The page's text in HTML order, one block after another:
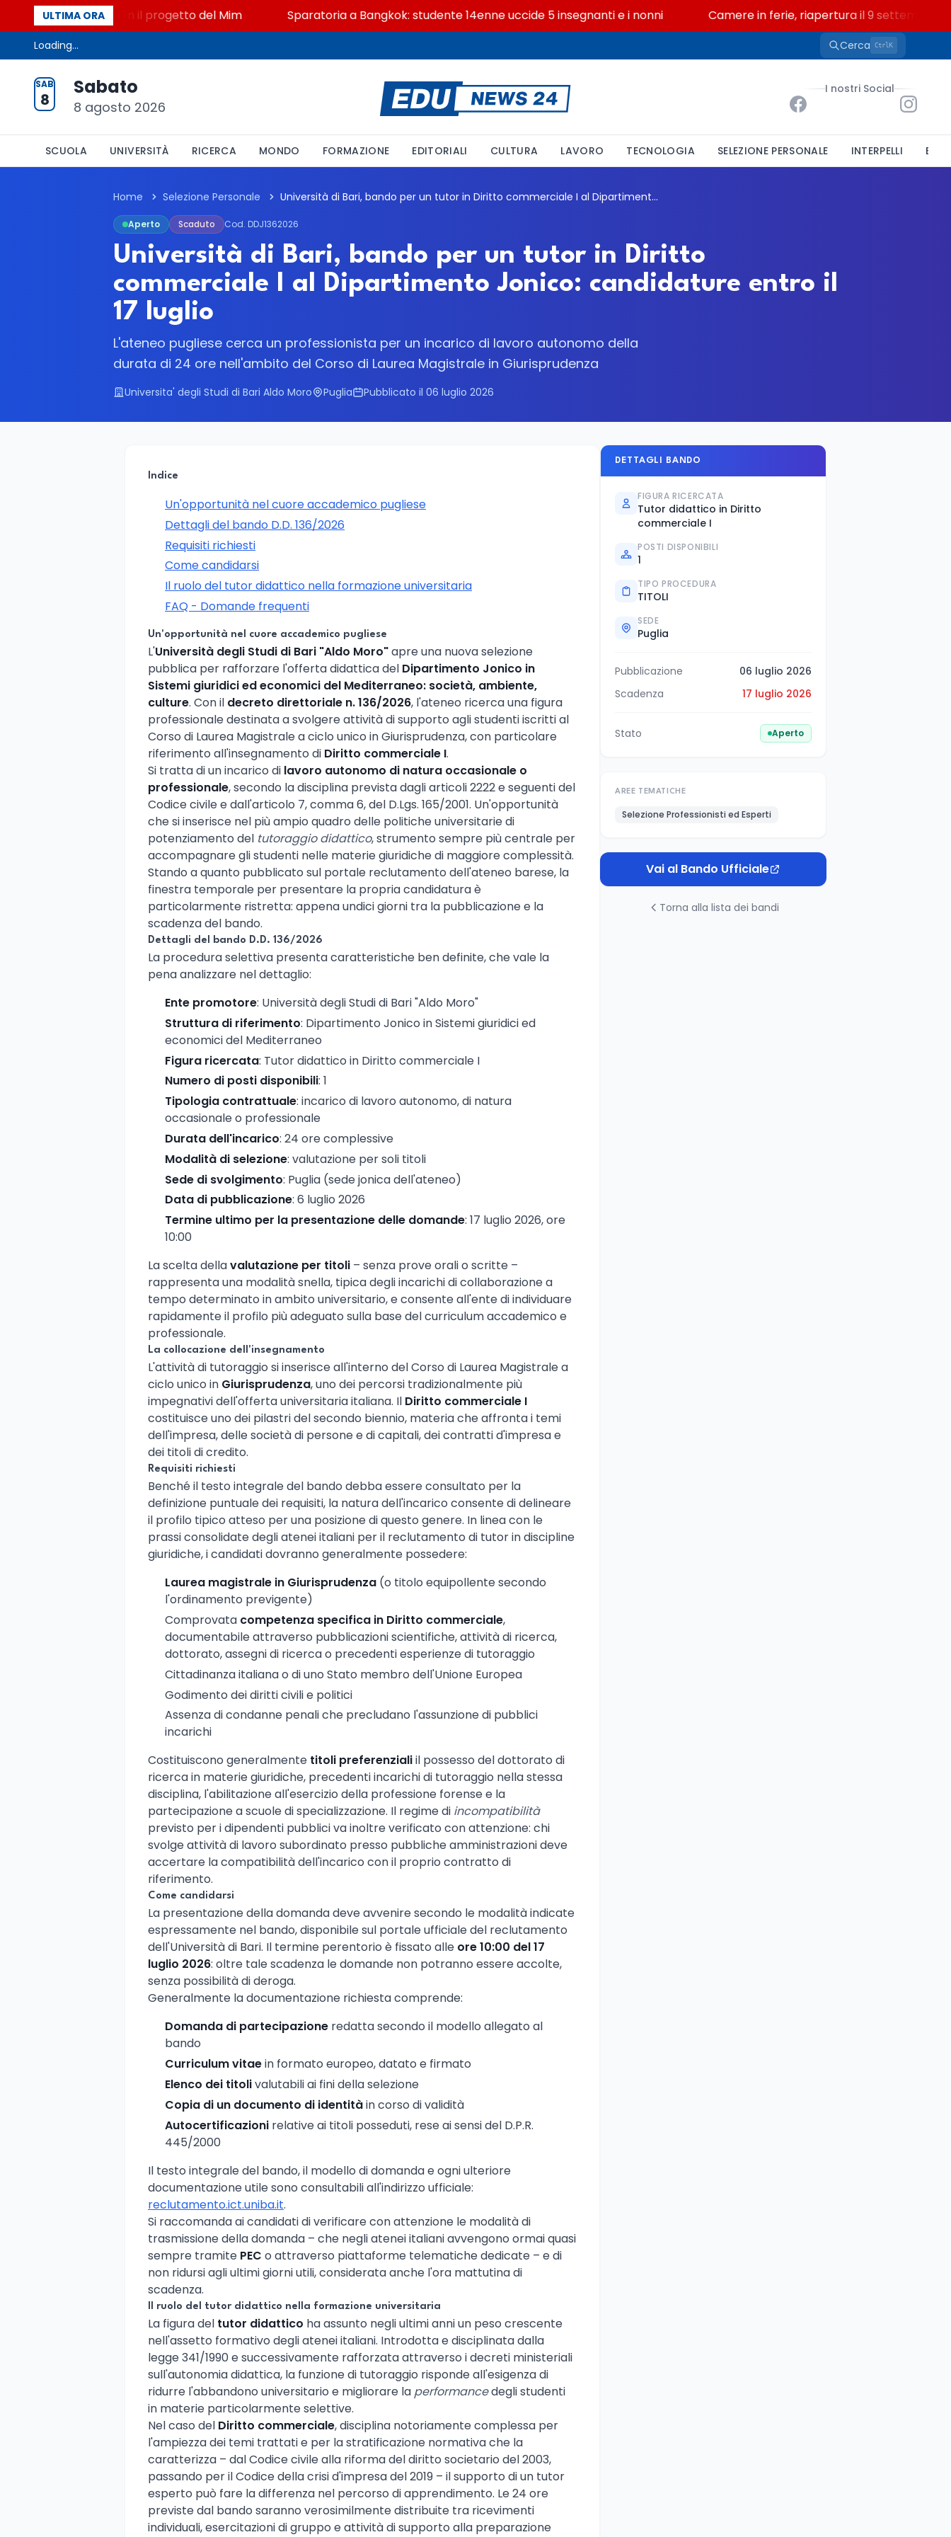
ULTIMA ORA
STEM a Lerici con il progetto del Mim Sparatoria a Bangkok: studente 14enne uccide 5 insegnanti e i nonni Camere in ferie, riapertura il 9 settembre tra
Loading... Cerca CtrlK
SAB
8
Sabato
8 agosto 2026
I nostri Social
SCUOLA UNIVERSITÀ RICERCA MONDO FORMAZIONE EDITORIALI CULTURA LAVORO TECNOLOGIA SELEZIONE PERSONALE INTERPELLI
Home Selezione Personale Università di Bari, bando per un tutor in Diritto commerciale I al Dipartimento Jonico: candidature entro il 17 luglio
Aperto Scaduto Cod. DDJ1362026
Università di Bari, bando per un tutor in Diritto
commerciale I al Dipartimento Jonico: candidature entro il
17 luglio
L'ateneo pugliese cerca un professionista per un incarico di lavoro autonomo della
durata di 24 ore nell'ambito del Corso di Laurea Magistrale in Giurisprudenza
Universita' degli Studi di Bari Aldo Moro Puglia Pubblicato il 06 luglio 2026
Indice
Un'opportunità nel cuore accademico pugliese
Dettagli del bando D.D. 136/2026
Requisiti richiesti
Come candidarsi
Il ruolo del tutor didattico nella formazione universitaria
FAQ - Domande frequenti
Un'opportunità nel cuore accademico pugliese
L'Università degli Studi di Bari "Aldo Moro"apre una nuova selezione
pubblica per rafforzare l'offerta didattica del Dipartimento Jonico in
Sistemi giuridici ed economici del Mediterraneo: società, ambiente,
culture. Con il decreto direttoriale n. 136/2026, l'ateneo ricerca una figura
professionale destinata a svolgere attività di supporto agli studenti iscritti al
Corso di Laurea Magistrale a ciclo unico in Giurisprudenza, con particolare
riferimento all'insegnamento di Diritto commerciale I.
Si tratta di un incarico di lavoro autonomo di natura occasionale o
professionale, secondo la disciplina prevista dagli articoli 2222 e seguenti del
Codice civile e dall'articolo 7, comma 6, del D.Lgs. 165/2001. Un'opportunità
che si inserisce nel più ampio quadro delle politiche universitarie di
potenziamento del tutoraggio didattico, strumento sempre più centrale per
accompagnare gli studenti nelle materie giuridiche di maggiore complessità.
Stando a quanto pubblicato sul portale reclutamento dell'ateneo barese, la
finestra temporale per presentare la propria candidatura è
particolarmente ristretta: appena undici giorni tra la pubblicazione e la
scadenza del bando.
Dettagli del bando D.D. 136/2026
La procedura selettiva presenta caratteristiche ben definite, che vale la
pena analizzare nel dettaglio:
Ente promotore: Università degli Studi di Bari "Aldo Moro"
Struttura di riferimento: Dipartimento Jonico in Sistemi giuridici ed
economici del Mediterraneo
Figura ricercata: Tutor didattico in Diritto commerciale I
Numero di posti disponibili: 1
Tipologia contrattuale: incarico di lavoro autonomo, di natura
occasionale o professionale
Durata dell'incarico: 24 ore complessive
Modalità di selezione: valutazione per soli titoli
Sede di svolgimento: Puglia (sede jonica dell'ateneo)
Data di pubblicazione: 6 luglio 2026
Termine ultimo per la presentazione delle domande: 17 luglio 2026, ore
10:00
La scelta dellavalutazione per titoli – senza prove orali o scritte –
rappresenta una modalità snella, tipica degli incarichi di collaborazione a
tempo determinato in ambito universitario, e consente all'ente di individuare
rapidamente il profilo più adeguato sulla base del curriculum accademico e
professionale.
La collocazione dell'insegnamento
L'attività di tutoraggio si inserisce all'interno del Corso di Laurea Magistrale a
ciclo unico in Giurisprudenza, uno dei percorsi tradizionalmente più
impegnativi dell'offerta universitaria italiana. Il Diritto commerciale I
costituisce uno dei pilastri del secondo biennio, materia che affronta i temi
dell'impresa, delle società di persone e di capitali, dei contratti d'impresa e
dei titoli di credito.
Requisiti richiesti
Benché il testo integrale del bando debba essere consultato per la
definizione puntuale dei requisiti, la natura dell'incarico consente di delineare
il profilo tipico atteso per una posizione di questo genere. In linea con le
prassi consolidate degli atenei italiani per il reclutamento di tutor in discipline
giuridiche, i candidati dovranno generalmente possedere:
Laurea magistrale in Giurisprudenza (o titolo equipollente secondo
l'ordinamento previgente)
Comprovata competenza specifica in Diritto commerciale,
documentabile attraverso pubblicazioni scientifiche, attività di ricerca,
dottorato, assegni di ricerca o precedenti esperienze di tutoraggio
Cittadinanza italiana o di uno Stato membro dell'Unione Europea
Godimento dei diritti civili e politici
Assenza di condanne penali che precludano l'assunzione di pubblici
incarichi
Costituiscono generalmente titoli preferenzialiil possesso del dottorato di
ricerca in materie giuridiche, precedenti incarichi di tutoraggio nella stessa
disciplina, l'abilitazione all'esercizio della professione forense e la
partecipazione a scuole di specializzazione. Il regime di incompatibilità
previsto per i dipendenti pubblici va inoltre verificato con attenzione: chi
svolge attività di lavoro subordinato presso pubbliche amministrazioni deve
accertare la compatibilità dell'incarico con il proprio contratto di
riferimento.
Come candidarsi
La presentazione della domanda deve avvenire secondo le modalità indicate
espressamente nel bando, disponibile sul portale ufficiale del reclutamento
dell'Università di Bari. Il termine perentorio è fissato alle ore 10:00 del 17
luglio 2026: oltre tale scadenza le domande non potranno essere accolte,
senza possibilità di deroga.
Generalmente la documentazione richiesta comprende:
Domanda di partecipazione redatta secondo il modello allegato al
bando
Curriculum vitaein formato europeo, datato e firmato
Elenco dei titolivalutabili ai fini della selezione
Copia di un documento di identitàin corso di validità
Autocertificazioni relative ai titoli posseduti, rese ai sensi del D.P.R.
445/2000
Il testo integrale del bando, il modello di domanda e ogni ulteriore
documentazione utile sono consultabili all'indirizzo ufficiale:
reclutamento.ict.uniba.it.
Si raccomanda ai candidati di verificare con attenzione le modalità di
trasmissione della domanda – che negli atenei italiani avvengono ormai quasi
sempre tramite PEC o attraverso piattaforme telematiche dedicate – e di
non ridursi agli ultimi giorni utili, considerata anche l'ora mattutina di
scadenza.
Il ruolo del tutor didattico nella formazione universitaria
La figura del tutor didattico ha assunto negli ultimi anni un peso crescente
nell'assetto formativo degli atenei italiani. Introdotta e disciplinata dalla
legge 341/1990 e successivamente rafforzata attraverso i decreti ministeriali
sull'autonomia didattica, la funzione di tutoraggio risponde all'esigenza di
ridurre l'abbandono universitario e migliorare la performancedegli studenti
in materie particolarmente selettive.
Nel caso del Diritto commerciale, disciplina notoriamente complessa per
l'ampiezza dei temi trattati e per la stratificazione normativa che la
caratterizza – dal Codice civile alla riforma del diritto societario del 2003,
passando per il Codice della crisi d'impresa del 2019 – il supporto di un tutor
esperto può fare la differenza nel percorso di apprendimento. Le 24 ore
previste dal bando saranno verosimilmente distribuite tra ricevimenti
individuali, esercitazioni di gruppo e attività di supporto alla preparazione
DETTAGLI BANDO
FIGURA RICERCATA
Tutor didattico in Diritto
commerciale I
POSTI DISPONIBILI
1
TIPO PROCEDURA
TITOLI
SEDE
Puglia
Pubblicazione
06 luglio 2026
Scadenza
17 luglio 2026
Stato Aperto
AREE TEMATICHE
Selezione Professionisti ed Esperti
Vai al Bando Ufficiale
Torna alla lista dei bandi